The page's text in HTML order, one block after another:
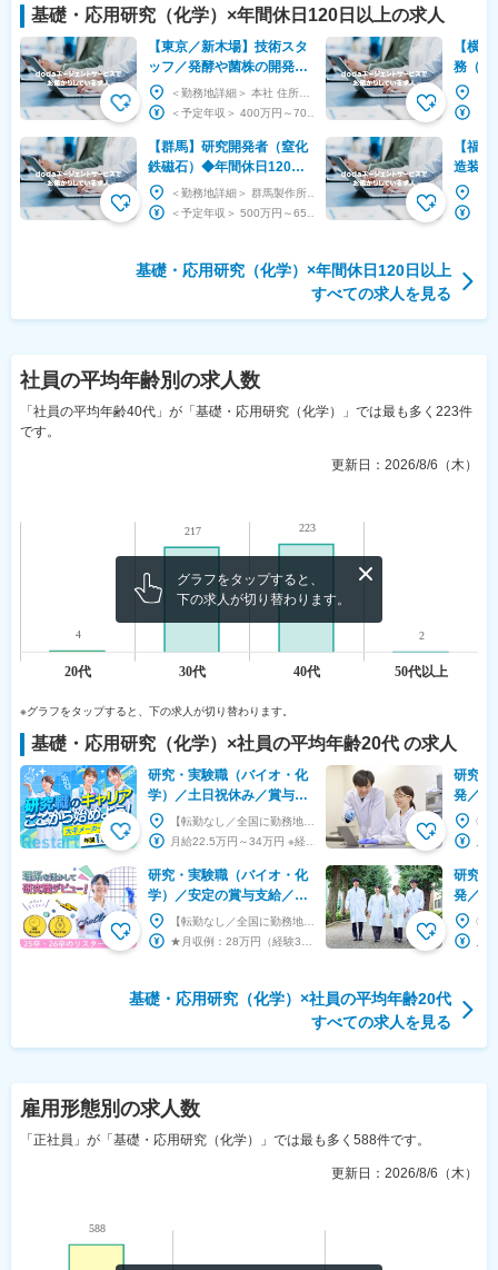
基礎・応用研究（化学） ×年間休日120日以上の求人
【東京／新木場】技術スタ
ッフ／発酵や菌株の開発◆
年間休日130日／東大発ス
タートアップ
【群馬】研究開発者（窒化
鉄磁石）◆年間休日120日※
安定した顧客基盤を持つ歴
史あるグローバルメーカー
【横
務（環
野）◆
ソリュ
【福
造装置
術の
ライム
基礎・応用研究（化学） ×年間休日120日以上
すべての求人を見る
社員の平均年齢別の求人数
「社員の平均年齢40代」が「基礎・応用研究（化学）」では最も多く223件
です。
更新日： 2026/8/6（木）
グラフをタップすると、
下の求人が切り替わります。
※グラフをタップすると、下の求人が切り替わります。
基礎・応用研究（化学） ×社員の平均年齢20代の求人
研究・実験職（バイオ・化
学）／土日祝休み／賞与2
回／転居なし
研究・実験職（バイオ・化
学）／安定の賞与支給／転
居なし
研究実
発／品
研究実
発／品
基礎・応用研究（化学） ×社員の平均年齢20代
すべての求人を見る
雇用形態別の求人数
「正社員」が「基礎・応用研究（化学）」では最も多く588件です。
更新日： 2026/8/6（木）